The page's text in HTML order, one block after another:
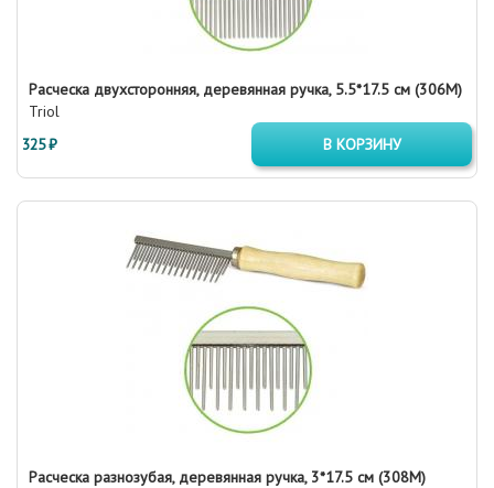
Расческа двухсторонняя, деревянная ручка, 5.5*17.5 см (306М)
Triol
325 ₽
В КОРЗИНУ
Расческа разнозубая, деревянная ручка, 3*17.5 см (308М)